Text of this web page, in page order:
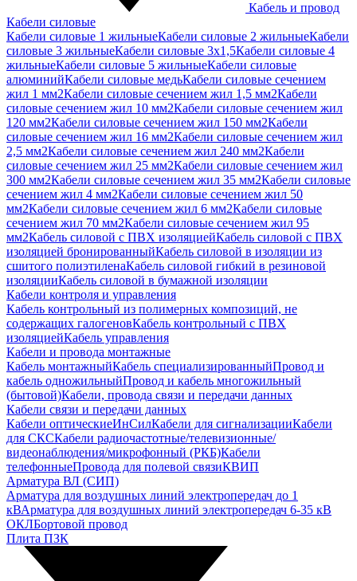
Кабель и провод
Кабели силовые
Кабели силовые 1 жильныеКабели силовые 2 жильныеКабели
силовые 3 жильныеКабели силовые 3х1,5Кабели силовые 4
жильныеКабели силовые 5 жильныеКабели силовые
алюминийКабели силовые медьКабели силовые сечением
жил 1 мм2Кабели силовые сечением жил 1,5 мм2Кабели
силовые сечением жил 10 мм2Кабели силовые сечением жил
120 мм2Кабели силовые сечением жил 150 мм2Кабели
силовые сечением жил 16 мм2Кабели силовые сечением жил
2,5 мм2Кабели силовые сечением жил 240 мм2Кабели
силовые сечением жил 25 мм2Кабели силовые сечением жил
300 мм2Кабели силовые сечением жил 35 мм2Кабели силовые
сечением жил 4 мм2Кабели силовые сечением жил 50
мм2Кабели силовые сечением жил 6 мм2Кабели силовые
сечением жил 70 мм2Кабели силовые сечением жил 95
мм2Кабель силовой с ПВХ изоляциейКабель силовой с ПВХ
изоляцией бронированныйКабель силовой в изоляции из
сшитого полиэтиленаКабель силовой гибкий в резиновой
изоляцииКабель силовой в бумажной изоляции
Кабели контроля и управления
Кабель контрольный из полимерных композиций, не
содержащих галогеновКабель контрольный с ПВХ
изоляциейКабель управления
Кабели и провода монтажные
Кабель монтажныйКабель специализированныйПровод и
кабель одножильныйПровод и кабель многожильный
(бытовой)Кабели, провода связи и передачи данных
Кабели связи и передачи данных
Кабели оптическиеИнСилКабели для сигнализацииКабели
для СКСКабели радиочастотные/телевизионные/
видеонаблюдения/микрофонный (РКБ)Кабели
телефонныеПровода для полевой связиКВИП
Арматура ВЛ (СИП)
Арматура для воздушных линий электропередач до 1
кВАрматура для воздушных линий электропередач 6-35 кВ
ОКЛБортовой провод
Плита ПЗК